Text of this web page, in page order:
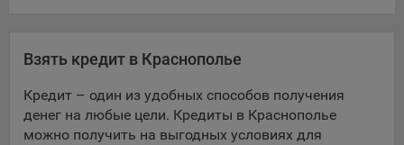
Взять кредит в Краснополье
Кредит – один из удобных способов получения
денег на любые цели. Кредиты в Краснополье
можно получить на выгодных условиях для